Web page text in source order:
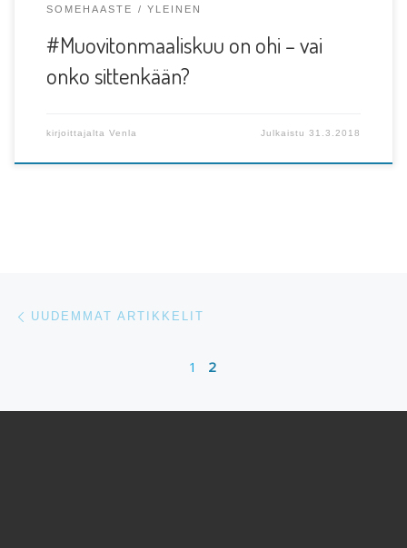
SOMEHAASTE YLEINEN
#Muovitonmaaliskuu on ohi – vai
onko sittenkään?
kirjoittajalta Venla Julkaistu31.3.2018
UUDEMMAT ARTIKKELIT
1 2